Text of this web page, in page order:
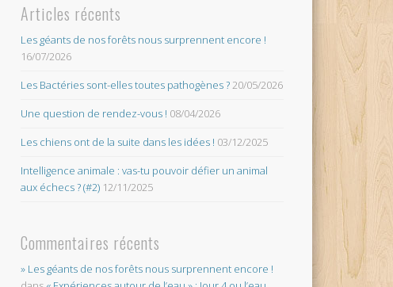
Articles récents
Les géants de nos forêts nous surprennent encore !
16/07/2026
Les Bactéries sont-elles toutes pathogènes ?20/05/2026
Une question de rendez-vous ! 08/04/2026
Les chiens ont de la suite dans les idées ! 03/12/2025
Intelligence animale : vas-tu pouvoir défier un animal
aux échecs ? (#2) 12/11/2025
Commentaires récents
» Les géants de nos forêts nous surprennent encore !